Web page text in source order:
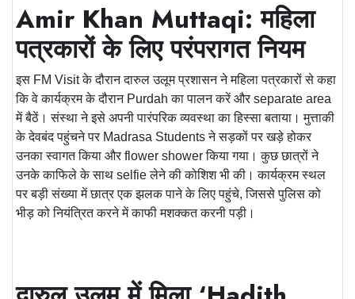
Amir Khan Muttaqi: महिला
पत्रकारों के लिए परंपरागत नियम
इस FM Visitके दौरान दारुल उलूम प्रशासन ने महिला पत्रकारों से कहा
कि वे कार्यक्रम के दौरान Purdah का पालन करें और separate area
में बैठें। संस्था ने इसे अपनी पारंपरिक व्यवस्था का हिस्सा बताया। मुत्ताकी
के देवबंद पहुंचने पर Madrasa Studentsने सड़कों पर खड़े होकर
उनका स्वागत किया और flower showerकिया गया। कुछ छात्रों ने
उनके काफिले के साथ selfieलेने की कोशिश भी की। कार्यक्रम स्थल
पर बड़ी संख्या में छात्र एक झलक पाने के लिए पहुंचे, जिससे पुलिस को
भीड़ को नियंत्रित करने में काफी मशक्कत करनी पड़ी।